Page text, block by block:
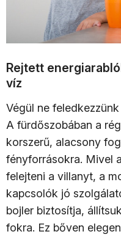
Rejtett
víz
Végül ne
A fürdőszobában a
korszerű, alacsony
fényforrásokra. Mivel
felejteni a villanyt, a
kapcsolók jó
bojler biztosítja,
fokra. Ez bőven